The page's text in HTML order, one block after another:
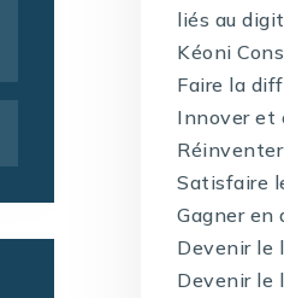
liés au
Kéoni
Faire la
Innover et
Satisfaire
Gagner
Devenir le
Devenir le